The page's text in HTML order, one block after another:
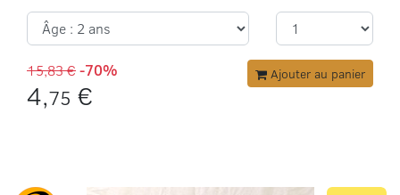
15,83 €-70%
4,75 €
Ajouter au panier